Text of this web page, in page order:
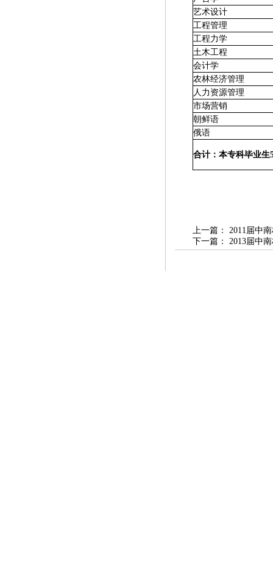
艺术设计
工程管理
工程力学
土木工程
会计学
农林经济管理
人力资源管理
市场营销
朝鲜语
俄语
合计：本专科毕业生
上一篇： 2011届中
下一篇： 2013届中